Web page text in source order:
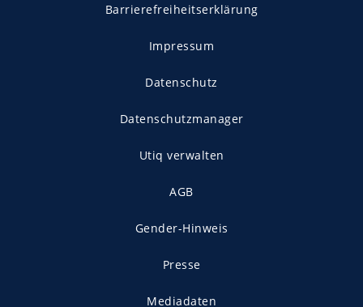
Barrierefreiheitserklärung
Impressum
Datenschutz
Datenschutzmanager
Utiq verwalten
AGB
Gender-Hinweis
Presse
Mediadaten